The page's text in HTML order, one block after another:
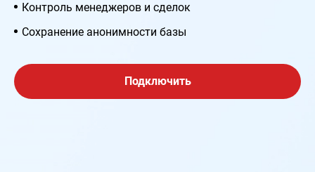
Контроль менеджеров и сделок
Сохранение анонимности базы
Подключить